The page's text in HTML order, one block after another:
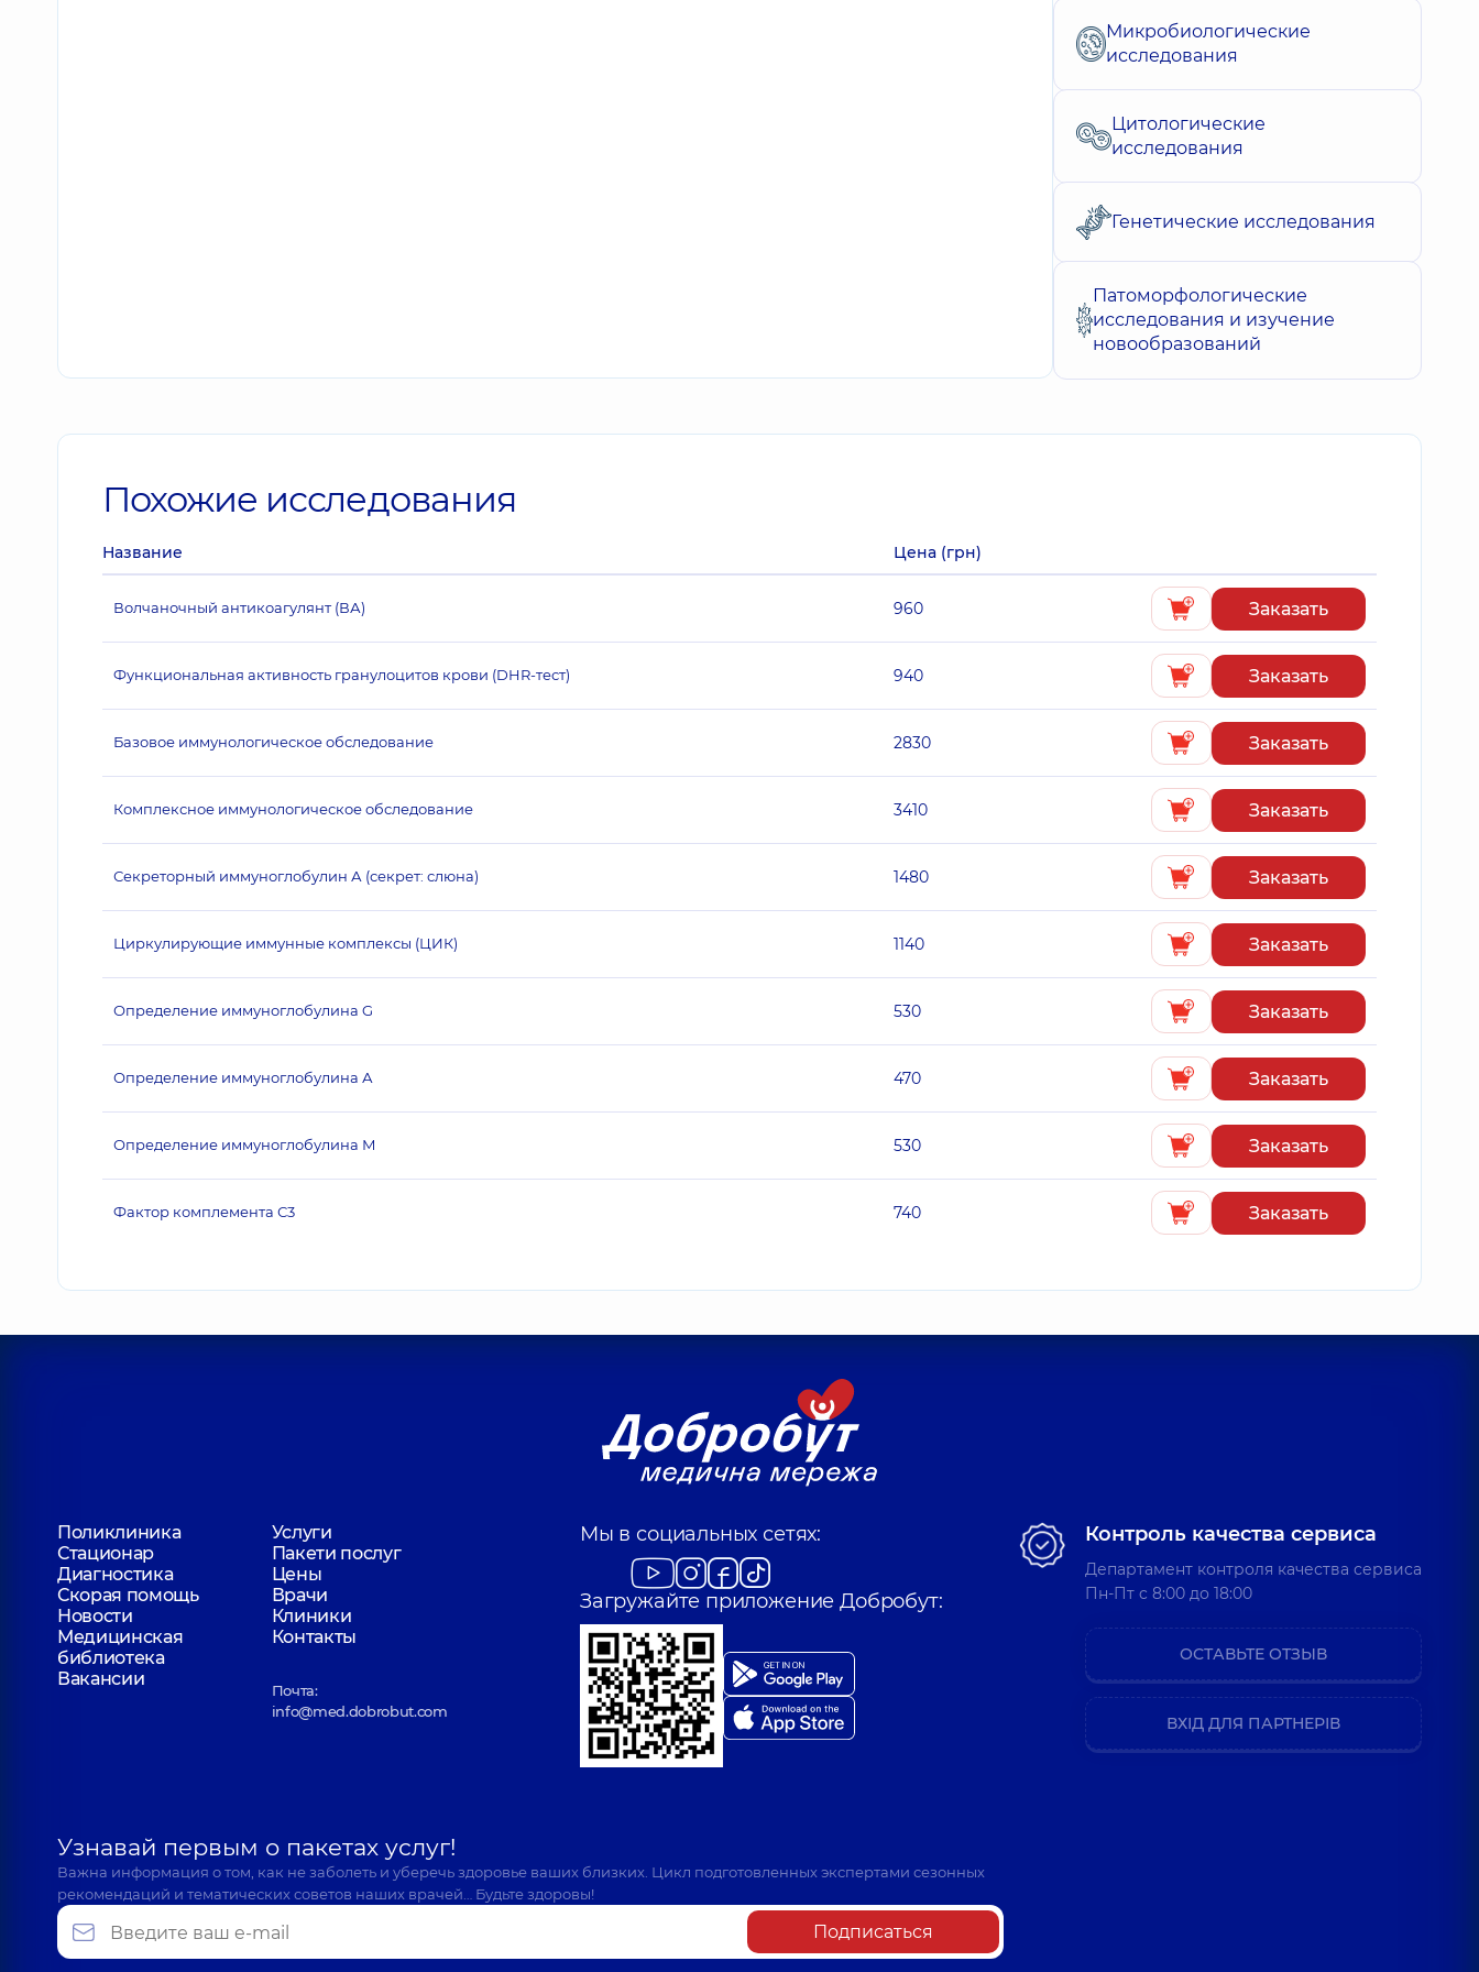
Микробиологические
исследования
Цитологические
исследования
Генетические исследования
Патоморфологические
исследования и изучение
новообразований
Похожие исследования
Название Цена (грн)
Волчаночный антикоагулянт (ВА) 960 Заказать
Функциональная активность гранулоцитов крови (DHR-тест) 940 Заказать
Базовое иммунологическое обследование 2830 Заказать
Комплексное иммунологическое обследование 3410 Заказать
Секреторный иммуноглобулин А (секрет: слюна) 1480 Заказать
Циркулирующие иммунные комплексы (ЦИК) 1140 Заказать
Определение иммуноглобулина G 530 Заказать
Определение иммуноглобулина А 470 Заказать
Определение иммуноглобулина М 530 Заказать
Фактор комплемента С3 740 Заказать
Поликлиника
Услуги
Стационар
Пакети послуг
Диагностика
Цены
Скорая помощь
Врачи
Новости
Клиники
Медицинская
библиотека
Контакты
Вакансии
Почта:
info@med.dobrobut.com
Мы в социальных сетях:
Загружайте приложение Добробут:
Узнавай первым о пакетах услуг!
Важна информация о том, как не заболеть и уберечь здоровье ваших близких. Цикл подготовленных экспертами сезонных
рекомендаций и тематических советов наших врачей… Будьте здоровы!
Подписаться
Контроль качества сервиса
Департамент контроля качества сервиса
Пн-Пт c 8:00 до 18:00
ОСТАВЬТЕ ОТЗЫВ
ВХІД ДЛЯ ПАРТНЕРІВ